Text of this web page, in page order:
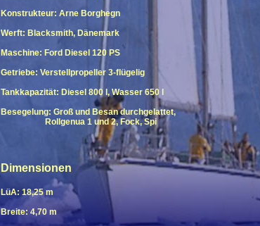
Konstrukteur: Arne Borghegn
Werft: Blacksmith, Dänemark
Maschine: Ford Diesel 120 PS
Getriebe: Verstellpropeller 3-flügelig
Tankkapazität: Diesel 800 l, Wasser 650 l
Besegelung: Groß und Besan durchgelattet,
Rollgenua 1 und 2, Fock, Spi
Dimensionen
LüA: 18,25 m
Breite: 4,70 m